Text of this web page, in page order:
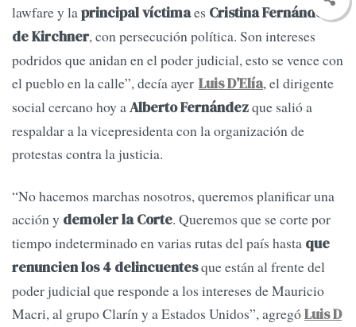
lawfare y laprincipal víctimaes Cristina Fernández
de Kirchner, con persecución política. Son intereses
podridos que anidan en el poder judicial, esto se vence con
el pueblo en la calle”, decía ayer Luis D’Elía, el dirigente
social cercano hoy aAlberto Fernándezque salió a
respaldar a la vicepresidenta con la organización de
protestas contra la justicia.
“No hacemos marchas nosotros, queremos planificar una
acción y demoler la Corte. Queremos que se corte por
tiempo indeterminado en varias rutas del país hasta que
renuncien los 4 delincuentesque están al frente del
poder judicial que responde a los intereses de Mauricio
Macri, al grupo Clarín y a Estados Unidos”, agregóLuis D